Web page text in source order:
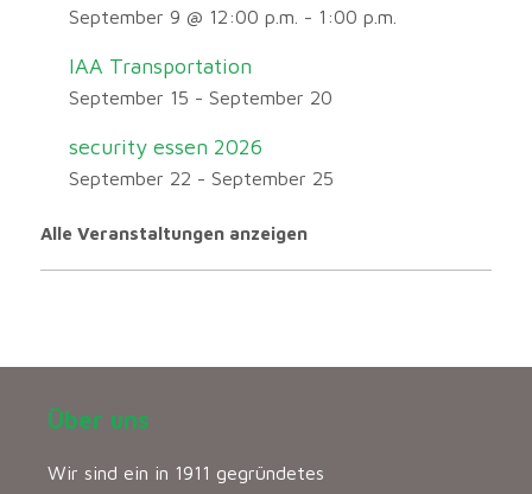
September 9 @ 12:00 p.m. - 1:00 p.m.
IAA Transportation
September 15 - September 20
security essen 2026
September 22 - September 25
Alle Veranstaltungen anzeigen
Über uns
Wir sind ein in 1911 gegründetes